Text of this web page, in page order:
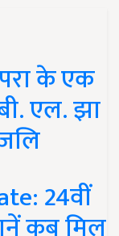
के एक
एल. झा
24वीं